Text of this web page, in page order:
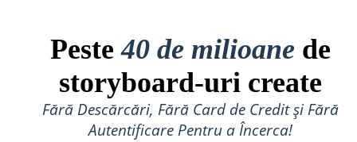
Peste40 de milioane de
storyboard-uri create
Fără Descărcări, Fără Card de Credit și Fără
Autentificare Pentru a Încerca!